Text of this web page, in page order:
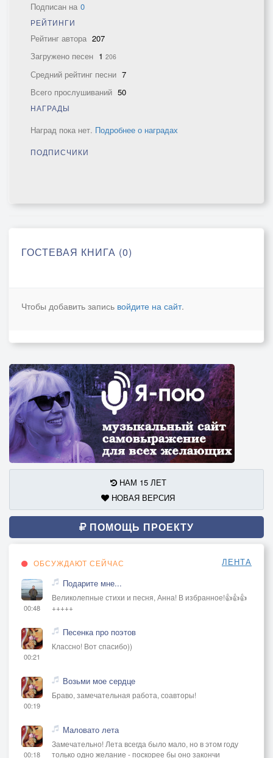
Подписан на 0
РЕЙТИНГИ
Рейтинг автора 207
Загружено песен 1 206
Средний рейтинг песни 7
Всего прослушиваний 50
НАГРАДЫ
Наград пока нет. Подробнее о наградах
ПОДПИСЧИКИ
ГОСТЕВАЯ КНИГА (0)
Чтобы добавить запись войдите на сайт.
НАМ 15 ЛЕТ
НОВАЯ ВЕРСИЯ
ПОМОЩЬ ПРОЕКТУ
ОБСУЖДАЮТ СЕЙЧАС ЛЕНТА
00:48
Подарите мне...
Великолепные стихи и песня, Анна! В избранное!👍👍👍
+++++
00:21
Песенка про поэтов
Классно! Вот спасибо))
00:19
Возьми мое сердце
Браво, замечательная работа, соавторы!
00:18
Маловато лета
Замечательно! Лета всегда было мало, но в этом году
только одно желание - поскорее бы оно закончи